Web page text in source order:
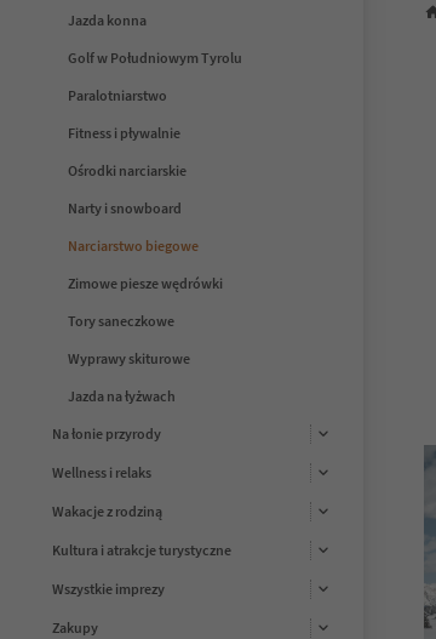
Jazda konna
Golf w Południowym Tyrolu
Paralotniarstwo
Fitness i pływalnie
Ośrodki narciarskie
Narty i snowboard
Narciarstwo biegowe
Zimowe piesze wędrówki
Tory saneczkowe
Wyprawy skiturowe
Jazda na łyżwach
Na łonie przyrody
Wellness i relaks
Wakacje z rodziną
Kultura i atrakcje turystyczne
Wszystkie imprezy
Zakupy